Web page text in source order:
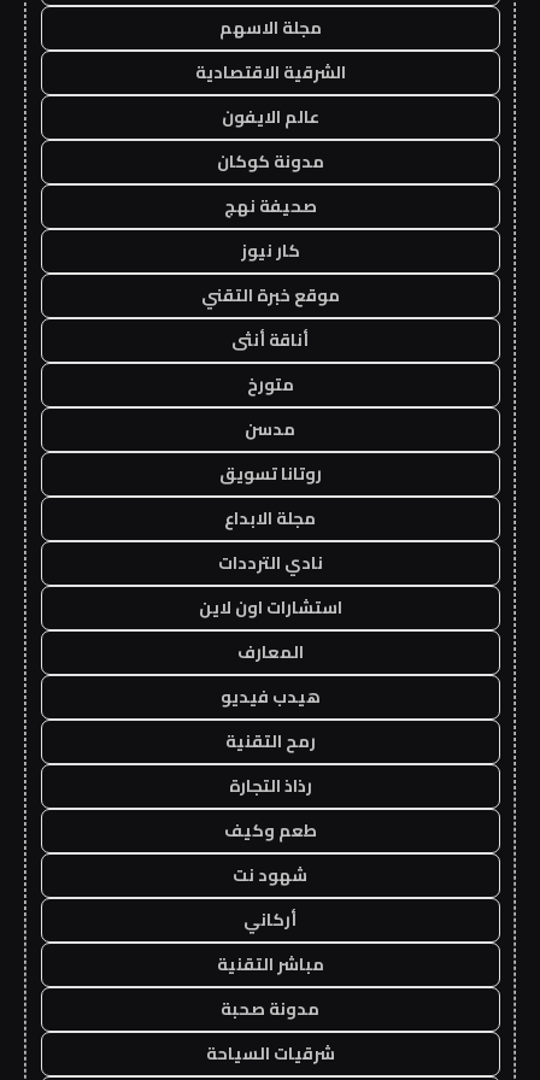
مجلة الاسهم
الشرقية الاقتصادية
عالم الايفون
مدونة كوكان
صحيفة نهج
كار نيوز
موقع خبرة التقني
أناقة أنثى
متورخ
مدسن
روتانا تسويق
مجلة الابداع
نادي الترددات
استشارات اون لاين
المعارف
هيدب فيديو
رمح التقنية
رذاذ التجارة
طعم وكيف
شهود نت
أركاني
مباشر التقنية
مدونة صحبة
شرقيات السياحة